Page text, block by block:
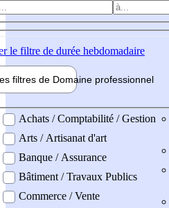
le filtre de durée hebdomadaire
filtres de Domaine professionnel
professionel
Achats / Comptabilité / Gestion
Arts / Artisanat d'art
Banque / Assurance
Bâtiment / Travaux Publics
Commerce / Vente